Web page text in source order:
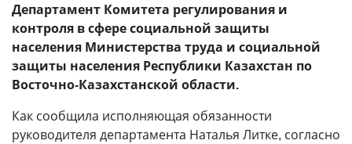
Департамент Комитета регулирования и
контроля в сфере социальной защиты
населения Министерства труда и социальной
защиты населения Республики Казахстан по
Восточно-Казахстанской области.
Как сообщила исполняющая обязанности
руководителя департамента Наталья Литке, согласно